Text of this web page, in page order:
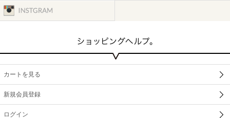
カートを見る
新規会員登録
ログイン